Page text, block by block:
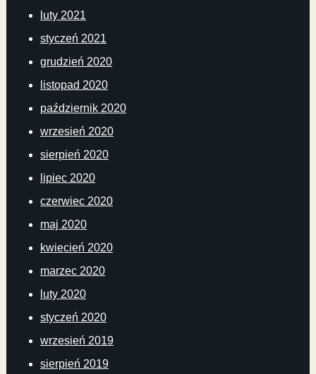
luty 2021
styczeń 2021
grudzień 2020
listopad 2020
październik 2020
wrzesień 2020
sierpień 2020
lipiec 2020
czerwiec 2020
maj 2020
kwiecień 2020
marzec 2020
luty 2020
styczeń 2020
wrzesień 2019
sierpień 2019